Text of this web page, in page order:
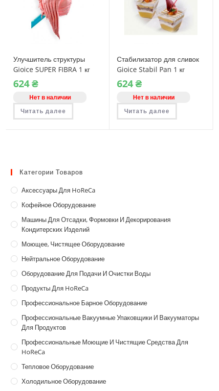
Улучшитель структуры
Gioice SUPER FIBRA 1 кг
624₴
Нет в наличии
Читать далее
Стабилизатор для сливок
Gioice Stabil Pan 1 кг
624₴
Нет в наличии
Читать далее
Категории Товаров
Аксессуары Для HoReCa
Кофейное Оборудование
Машины Для Отсадки, Формовки И Декорирования
Кондитерских Изделий
Моющее, Чистящее Оборудование
Нейтральное Оборудование
Оборудование Для Подачи И Очистки Воды
Продукты Для HoReCa
Профессиональное Барное Оборудование
Профессиональные Вакуумные Упаковщики И Вакууматоры
Для Продуктов
Профессиональные Моющие И Чистящие Средства Для
HoReCa
Тепловое Оборудование
Холодильное Оборудование